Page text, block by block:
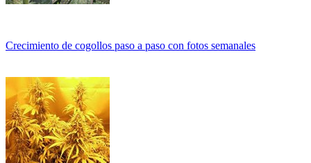
Crecimiento de cogollos paso a paso con fotos semanales